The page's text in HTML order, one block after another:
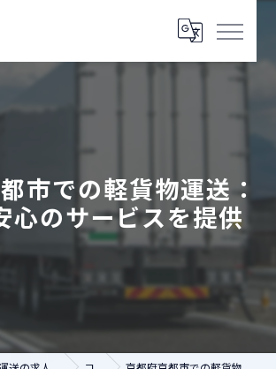
市での軽貨物運送：
心のサービスを提供